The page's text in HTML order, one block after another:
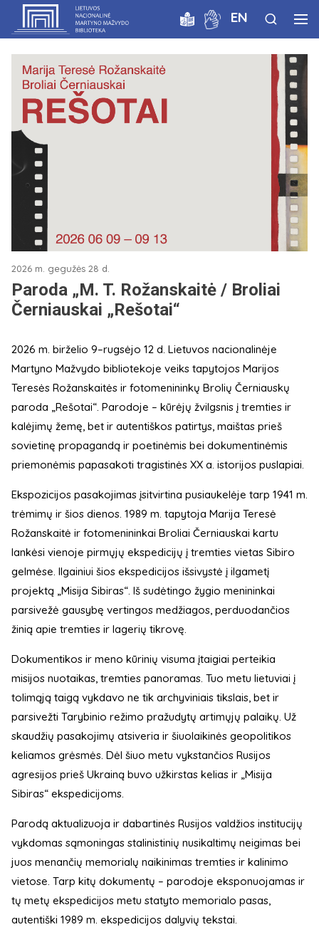
EN
2026 m. gegužės 28 d.
Paroda „M. T. Rožanskaitė / Broliai
Černiauskai „Rešotai“
2026 m. birželio 9–rugsėjo 12 d. Lietuvos nacionalinėje
Martyno Mažvydo bibliotekoje veiks tapytojos Marijos
Teresės Rožanskaitės ir fotomenininkų Brolių Černiauskų
paroda „Rešotai“. Parodoje – kūrėjų žvilgsnis į tremties ir
kalėjimų žemę, bet ir autentiškos patirtys, maištas prieš
sovietinę propagandą ir poetinėmis bei dokumentinėmis
priemonėmis papasakoti tragistinės XX a. istorijos puslapiai.
Ekspozicijos pasakojimas įsitvirtina pusiaukelėje tarp 1941 m.
trėmimų ir šios dienos. 1989 m. tapytoja Marija Teresė
Rožanskaitė ir fotomenininkai Broliai Černiauskai kartu
lankėsi vienoje pirmųjų ekspedicijų į tremties vietas Sibiro
gelmėse. Ilgainiui šios ekspedicijos išsivystė į ilgametį
projektą „Misija Sibiras“. Iš sudėtingo žygio menininkai
parsivežė gausybę vertingos medžiagos, perduodančios
žinią apie tremties ir lagerių tikrovę.
Dokumentikos ir meno kūrinių visuma įtaigiai perteikia
misijos nuotaikas, tremties panoramas. Tuo metu lietuviai į
tolimąją taigą vykdavo ne tik archyviniais tikslais, bet ir
parsivežti Tarybinio režimo pražudytų artimųjų palaikų. Už
skaudžių pasakojimų atsiveria ir šiuolaikinės geopolitikos
keliamos grėsmės. Dėl šiuo metu vykstančios Rusijos
agresijos prieš Ukrainą buvo užkirstas kelias ir „Misija
Sibiras“ ekspedicijoms.
Parodą aktualizuoja ir dabartinės Rusijos valdžios institucijų
vykdomas sąmoningas stalinistinių nusikaltimų neigimas bei
juos menančių memorialų naikinimas tremties ir kalinimo
vietose. Tarp kitų dokumentų – parodoje eksponuojamas ir
tų metų ekspedicijos metu statyto memorialo pasas,
autentiški 1989 m. ekspedicijos dalyvių tekstai.